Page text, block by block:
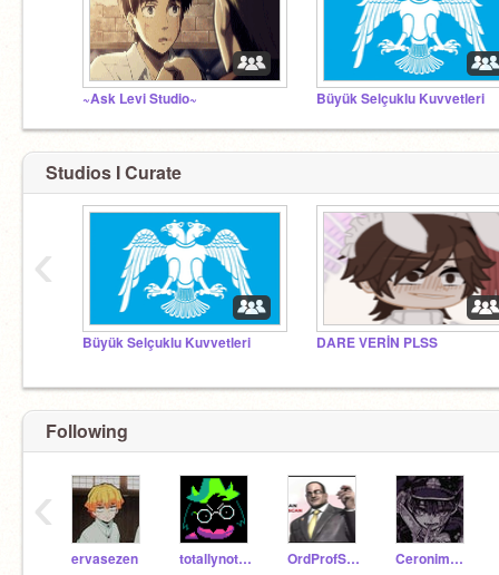
~Ask Levi Studio~ Büyük Selçuklu Kuvvetleri
Studios I Curate
Büyük Selçuklu Kuvvetleri DARE VERİN PLSS
‹
Following
ervasezen totallynotcake OrdProfScratch_57 Ceronimo796
‹